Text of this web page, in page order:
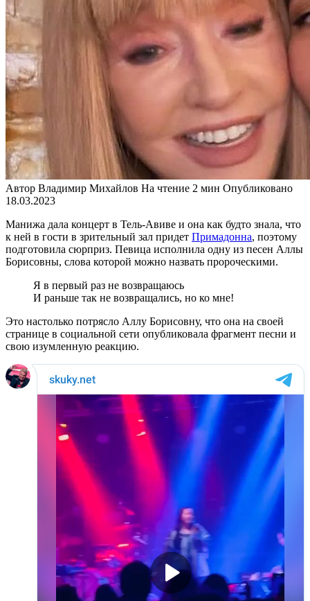
Автор Владимир Михайлов На чтение 2 мин Опубликовано
18.03.2023
Манижа дала концерт в Тель-Авиве и она как будто знала, что
к ней в гости в зрительный зал придет Примадонна, поэтому
подготовила сюрприз. Певица исполнила одну из песен Аллы
Борисовны, слова которой можно назвать пророческими.
Я в первый раз не возвращаюсь
И раньше так не возвращались, но ко мне!
Это настолько потрясло Аллу Борисовну, что она на своей
странице в социальной сети опубликовала фрагмент песни и
свою изумленную реакцию.